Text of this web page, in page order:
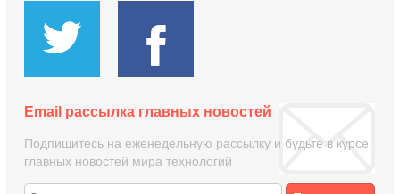
Email рассылка главных новостей
Подпишитесь на еженедельную рассылку и будьте в курсе
главных новостей мира технологий